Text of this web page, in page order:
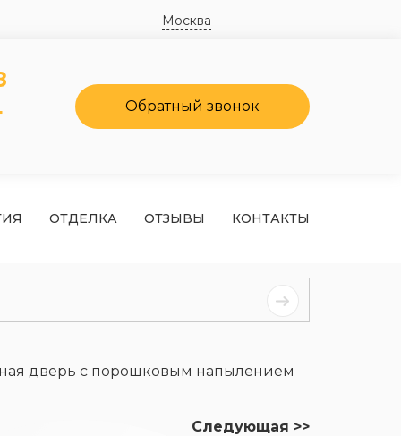
Москва
Обратный звонок
ОТДЕЛКА ОТЗЫВЫ КОНТАКТЫ
дверь с порошковым напылением
Следующая >>